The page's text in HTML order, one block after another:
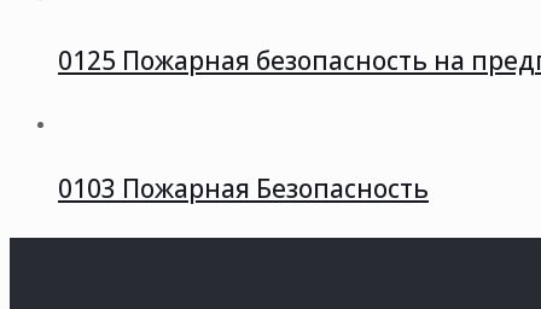
0125 Пожарная безопасность на
0103 Пожарная Безопасность